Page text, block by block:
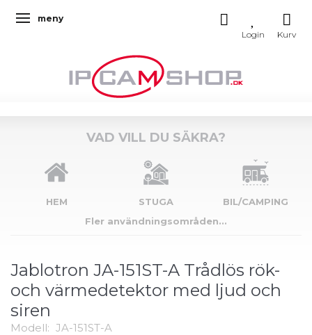
Ändra navigering
meny
VAD VILL DU SÄKRA?
HEM STUGA
BIL/CAMPING
Fler användningsområden...
Jablotron JA-151ST-A Trådlös rök-
och värmedetektor med ljud och
siren
Modell: JA-151ST-A